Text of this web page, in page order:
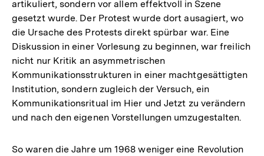
artikuliert, sondern vor allem effektvoll in Szene
gesetzt wurde. Der Protest wurde dort ausagiert, wo
die Ursache des Protests direkt spürbar war. Eine
Diskussion in einer Vorlesung zu beginnen, war freilich
nicht nur Kritik an asymmetrischen
Kommunikationsstrukturen in einer machtgesättigten
Institution, sondern zugleich der Versuch, ein
Kommunikationsritual im Hier und Jetzt zu verändern
und nach den eigenen Vorstellungen umzugestalten.
So waren die Jahre um 1968 weniger eine Revolution